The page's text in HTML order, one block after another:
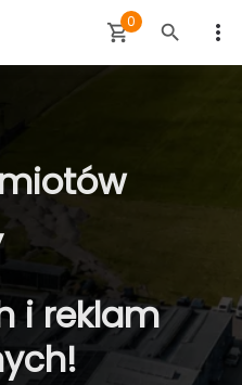
shopping_cart0 search more_vert
i reklam
i reklam